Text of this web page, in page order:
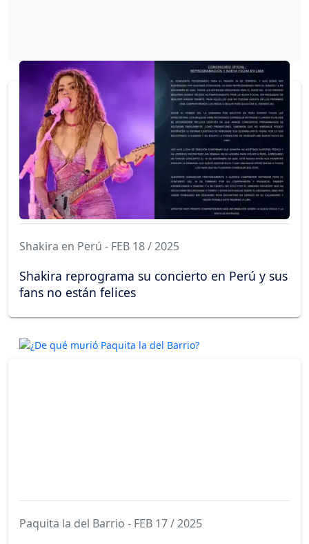
Shakira en Perú - FEB 18 / 2025
Shakira reprograma su concierto en Perú y sus
fans no están felices
Paquita la del Barrio - FEB 17 / 2025